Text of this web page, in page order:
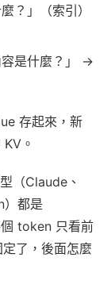
？」（索引）
是什麼？」 →
存起來，新
。
（Claude、
）都是
token 只看前
了，後面怎麼